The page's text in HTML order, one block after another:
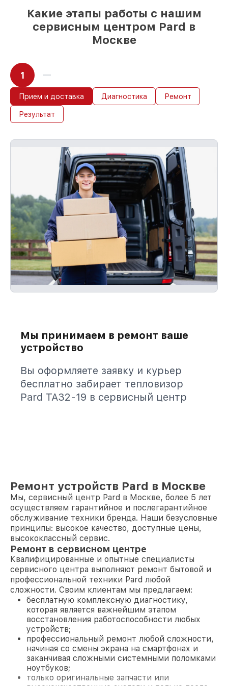
Какие этапы работы с нашим
сервисным центром Pard в
Москве
1
Прием и доставка Диагностика Ремонт
Результат
Мы принимаем в ремонт ваше
устройство
Вы оформляете заявку и курьер
бесплатно забирает тепловизор
Pard TA32-19 в сервисный центр
Ремонт устройств Pard в Москве
Мы, сервисный центр Pard в Москве, более 5 лет
осуществляем гарантийное и послегарантийное
обслуживание техники бренда. Наши безусловные
принципы: высокое качество, доступные цены,
высококлассный сервис.
Ремонт в сервисном центре
Квалифицированные и опытные специалисты
сервисного центра выполняют ремонт бытовой и
профессиональной техники Pard любой
сложности. Своим клиентам мы предлагаем:
бесплатную комплексную диагностику,
которая является важнейшим этапом
восстановления работоспособности любых
устройств;
профессиональный ремонт любой сложности,
начиная со смены экрана на смартфонах и
заканчивая сложными системными поломками
ноутбуков;
только оригинальные запчасти или